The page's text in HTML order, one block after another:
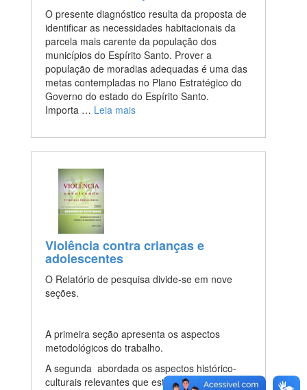
O presente diagnóstico resulta da proposta de
identificar as necessidades habitacionais da
parcela mais carente da população dos
municípios do Espírito Santo. Prover a
população de moradias adequadas é uma das
metas contempladas no Plano Estratégico do
Governo do estado do Espírito Santo.
Importa … Leia mais
Violência contra crianças e
adolescentes
O Relatório de pesquisa divide-se em nove
seções.
A primeira seção apresenta os aspectos
metodológicos do trabalho.
A segunda abordada os aspectos histórico-
culturais relevantes que estabelecem a